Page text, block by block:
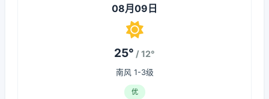
08月09日
25° / 12°
南风 1-3级
优